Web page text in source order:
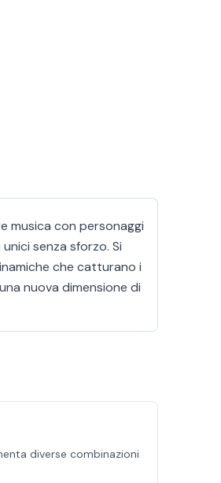
musica con personaggi
senza sforzo. Si
che catturano i
nuova dimensione di
diverse combinazioni